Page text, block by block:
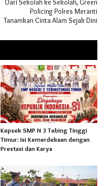
Dari Sekolah ke Sekolah, Green
Policing Polres Meranti
Tanamkan Cinta Alam Sejak Dini
Kepsek SMP N 3 Tebing Tinggi
Timur: Isi Kemerdekaan dengan
Prestasi dan Karya